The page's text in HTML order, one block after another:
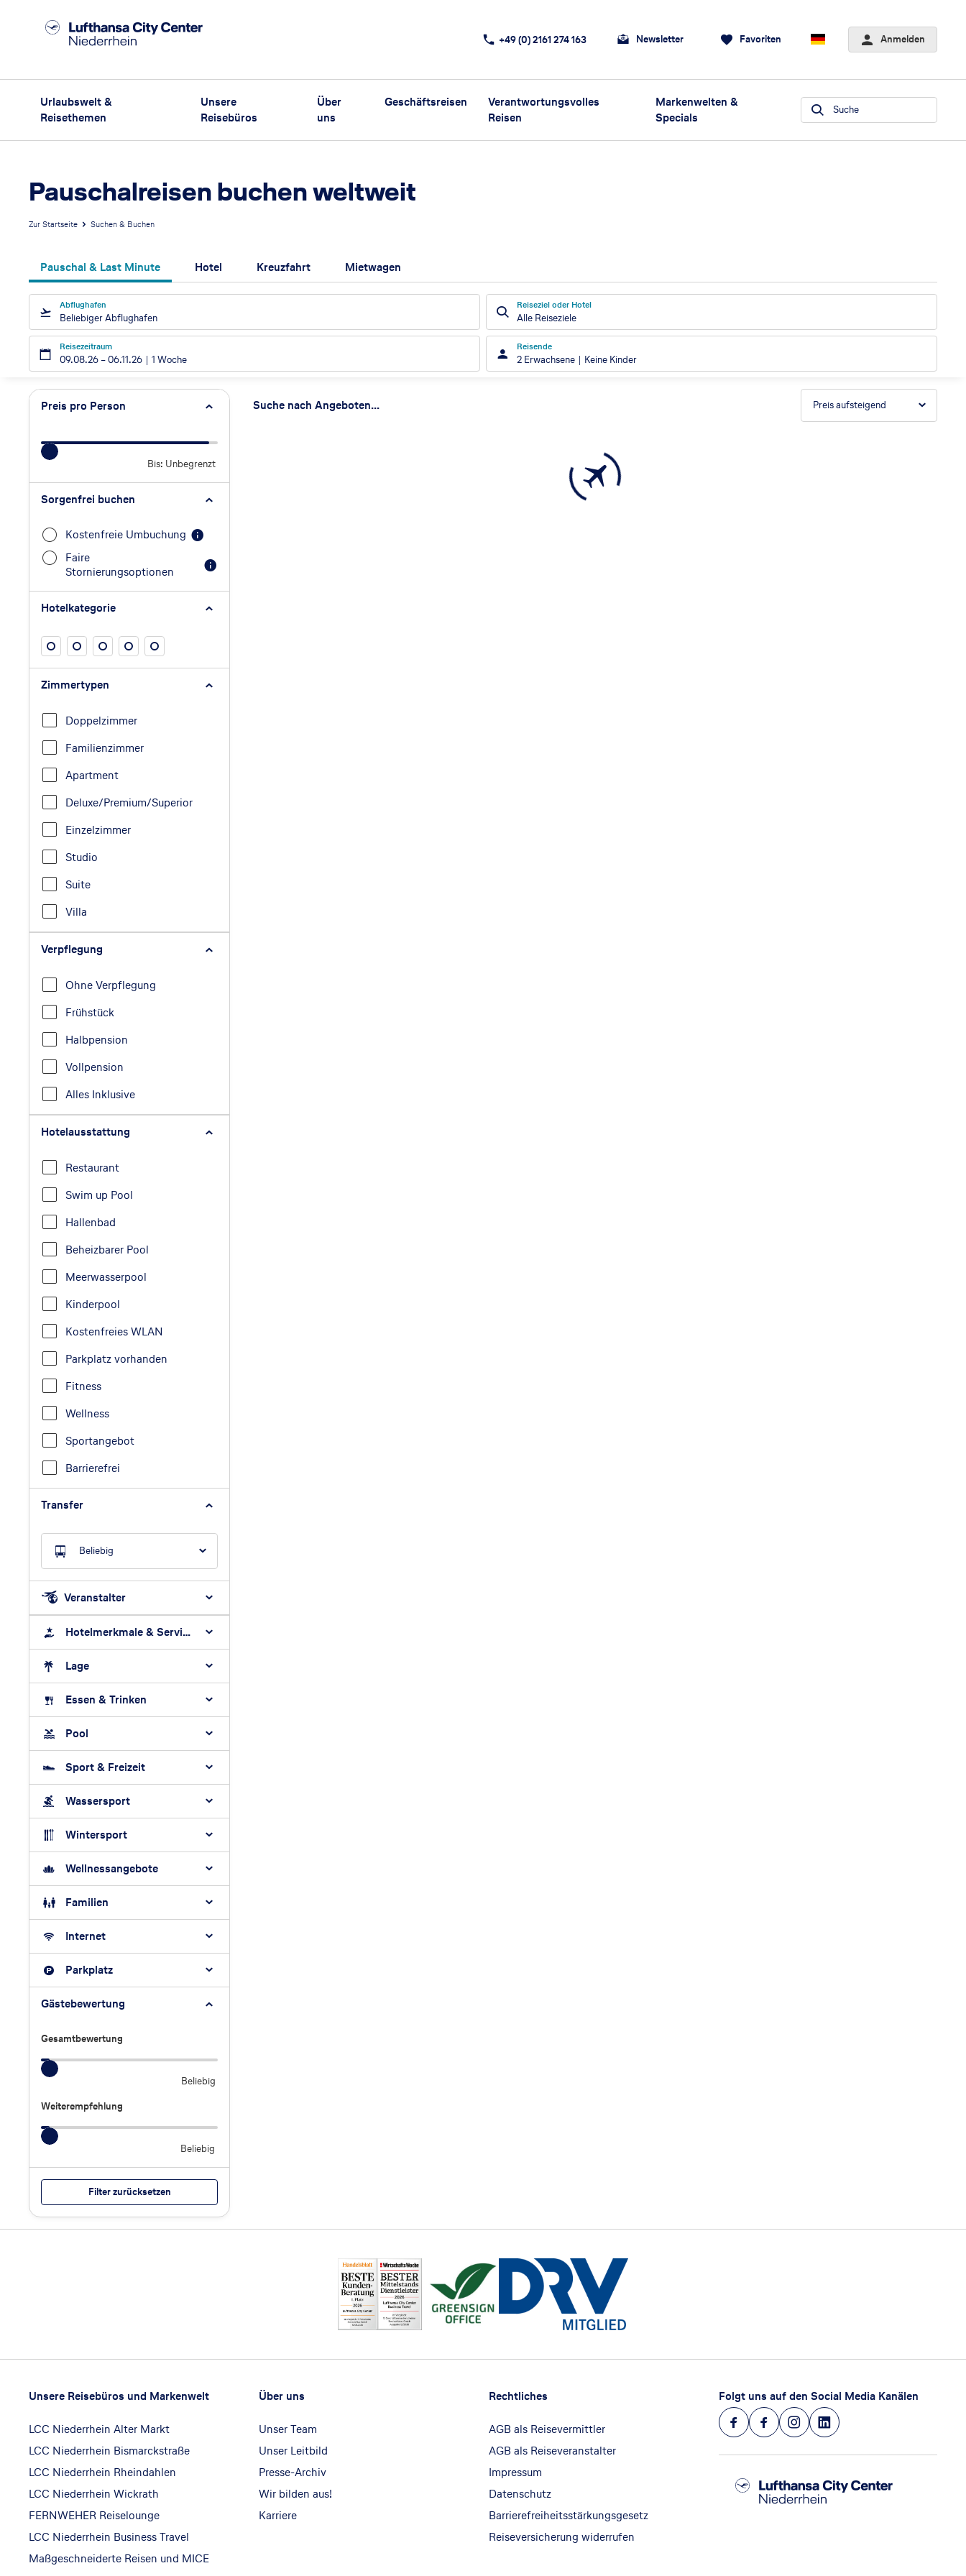
+49 (0) 2161 274 163 Newsletter Favoriten Anmelden
Urlaubswelt &
Reisethemen
Unsere
Reisebüros
Über
uns
Geschäftsreisen
Verantwortungsvolles
Reisen
Markenwelten &
Specials
Suche
Pauschalreisen buchen weltweit
Zur Startseite Suchen & Buchen
Pauschal & Last Minute Hotel Kreuzfahrt Mietwagen
Abflughafen
Beliebiger Abflughafen
Reiseziel oder Hotel
Alle Reiseziele
Reisezeitraum
09.08.26 –06.11.26 1 Woche
Reisende
2 Erwachsene Keine Kinder
Preis pro Person
Bis: Unbegrenzt
Sorgenfrei buchen
Kostenfreie Umbuchung
Faire
Stornierungsoptionen
Hotelkategorie
Zimmertypen
Doppelzimmer
Familienzimmer
Apartment
Deluxe/Premium/Superior
Einzelzimmer
Studio
Suite
Villa
Verpflegung
Ohne Verpflegung
Frühstück
Halbpension
Vollpension
Alles Inklusive
Hotelausstattung
Restaurant
Swim up Pool
Hallenbad
Beheizbarer Pool
Meerwasserpool
Kinderpool
Kostenfreies WLAN
Parkplatz vorhanden
Fitness
Wellness
Sportangebot
Barrierefrei
Transfer
Beliebig
Veranstalter
Hotelmerkmale & Services
Lage
Essen & Trinken
Pool
Sport & Freizeit
Wassersport
Wintersport
Wellnessangebote
Familien
Internet
Parkplatz
Gästebewertung
Gesamtbewertung
Gesamtbewertung
Beliebig
Weiterempfehlung
Weiterempfehlung
Beliebig
Filter zurücksetzen
Suchergebnisse
Suche nach Angeboten... Preis aufsteigend
Footer navigation
Unsere Reisebüros und Markenwelt
LCC Niederrhein Alter Markt
LCC Niederrhein Bismarckstraße
LCC Niederrhein Rheindahlen
LCC Niederrhein Wickrath
FERNWEHER Reiselounge
LCC Niederrhein Business Travel
Maßgeschneiderte Reisen und MICE
Über uns
Unser Team
Unser Leitbild
Presse-Archiv
Wir bilden aus!
Karriere
Rechtliches
AGB als Reisevermittler
AGB als Reiseveranstalter
Impressum
Datenschutz
Barrierefreiheitsstärkungsgesetz
Reiseversicherung widerrufen
Folgt uns auf den Social Media Kanälen